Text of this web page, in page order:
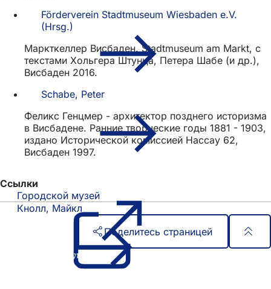
Förderverein Stadtmuseum Wiesbaden e.V.
(Hrsg.)
Маркткеллер Висбаден. Stadtmuseum am Markt, с
текстами Хольгера Штунца, Петера Шабе (и др.),
Висбаден 2016.
Schabe, Peter
Феликс Генцмер - архитектор позднего историзма
в Висбадене. Ранние творческие годы 1881 - 1903,
издано Исторической комиссией Нассау 62,
Висбаден 1997.
Ссылки
Городской музей
новой
вкладке)
Кнолл, Майкл
Поделитесь страницей
Быстрый доступ